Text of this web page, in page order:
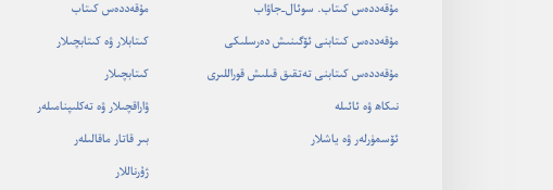
مۇ‌قە‌ددە‌س كىتاب.‏ سوئال-‏جاۋاب
مۇ‌قە‌ددە‌س كىتابنى ئۆگىنىش دە‌رسلىكى
مۇ‌قە‌ددە‌س كىتابنى تە‌تقىق قىلىش قوراللىرى
نىكاھ ۋە ئائىلە
ئۆسمۈرلە‌ر ۋە ياشلار
مۇ‌قە‌ددە‌س كىتاب
كىتابلار ۋە كىتابچىلار
كىتابچىلار
ۋاراقچىلار ۋە تە‌كلىپنامىلە‌ر
بىر قاتار ماقالىلە‌ر
ژۇ‌رناللار